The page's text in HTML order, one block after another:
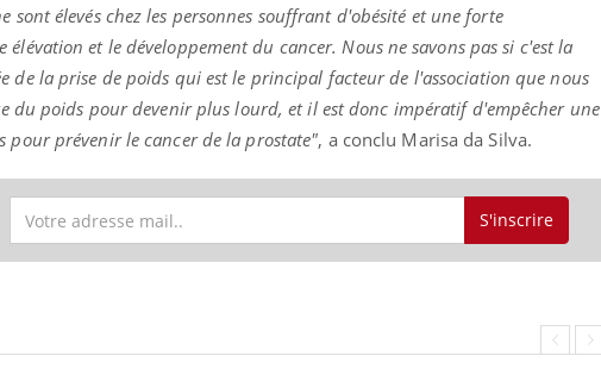
sont élevés chez les personnes souffrant d'obésité et une forte
et le développement du cancer. Nous ne savons pas si c'est la
de la prise de poids qui est le principal facteur de l'association que nous
du poids pour devenir plus lourd, et il est donc impératif d'empêcher une
pour prévenir le cancer de la prostate", a conclu Marisa da Silva.
S'inscrire